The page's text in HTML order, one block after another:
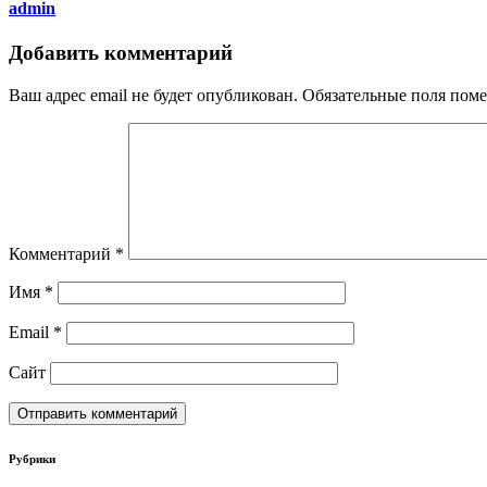
admin
Добавить комментарий
Ваш адрес email не будет опубликован. Обязательные поля
Комментарий *
Имя *
Email *
Сайт
Рубрики